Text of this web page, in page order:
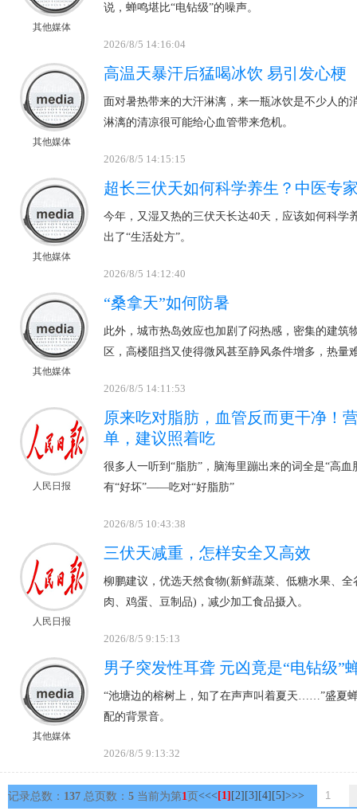
其他媒体
说，蝉鸣堪比“电钻级”的噪声。
2026/8/5 14:16:04
其他媒体
高温天暴汗后猛喝冰饮 易引发心梗
面对暑热带来的大汗淋漓，来一瓶冰饮是不少人的
淋漓的清凉很可能给心血管带来危机。
2026/8/5 14:15:15
其他媒体
超长三伏天如何科学养生？中医专
今年，又湿又热的三伏天长达40天，应该如何科学
出了“生活处方”。
2026/8/5 14:12:40
其他媒体
“桑拿天”如何防暑
此外，城市热岛效应也加剧了闷热感，密集的建筑
区，高楼阻挡又使得微风甚至静风条件增多，热量
2026/8/5 14:11:53
人民日报
原来吃对脂肪，血管反而更干净！
单，建议照着吃
很多人一听到“脂肪”，脑海里蹦出来的词全是“高
有“好坏”——吃对“好脂肪”
2026/8/5 10:43:38
人民日报
三伏天减重，怎样安全又高效
柳鹏建议，优选天然食物(新鲜蔬菜、低糖水果、
肉、鸡蛋、豆制品)，减少加工食品摄入。
2026/8/5 9:15:13
其他媒体
男子突发性耳聋 元凶竟是“电钻级”
“池塘边的榕树上，知了在声声叫着夏天……”盛夏
配的背景音。
2026/8/5 9:13:32
记录总数： 137 总页数： 5 当前为第1页 <<<[1] [2] [3] [4] [5]>>>